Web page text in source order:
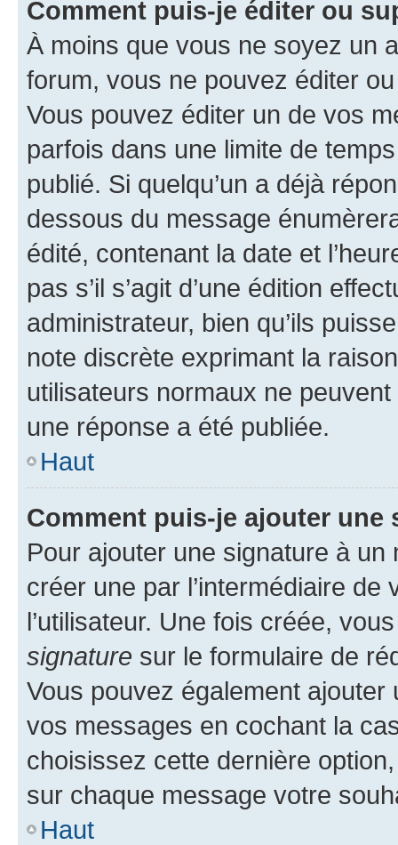
Comment puis-je éditer ou
À moins que vous ne soyez un
forum, vous ne pouvez éditer
Vous pouvez éditer un de vos
parfois dans une limite de
publié. Si quelqu’un a déjà
dessous du message
édité, contenant la date et
pas s’il s’agit d’une édition
administrateur, bien qu’ils
note discrète exprimant la
utilisateurs normaux ne
une réponse a été publiée.
Haut
Comment puis-je ajouter une
Pour ajouter une signature à un
créer une par l’intermédiaire
l’utilisateur. Une fois créée,
signature sur le formulaire de
Vous pouvez également
vos messages en cochant la
choisissez cette dernière
sur chaque message votre
Haut